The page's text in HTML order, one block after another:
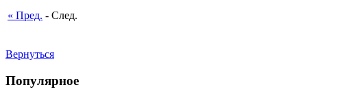
« Пред. - След.
Вернуться
Популярное